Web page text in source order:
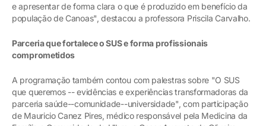
e apresentar de forma clara o que é produzido em benefício da
população de Canoas", destacou a professora Priscila Carvalho.
Parceria que fortalece o SUS e forma profissionais
comprometidos
A programação também contou com palestras sobre "O SUS
que queremos -- evidências e experiências transformadoras da
parceria saúde--comunidade--universidade", com participação
de Mauricio Canez Pires, médico responsável pela Medicina da